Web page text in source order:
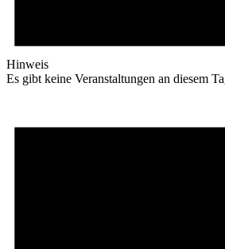
Hinweis
Es gibt keine Veranstaltungen an diesem